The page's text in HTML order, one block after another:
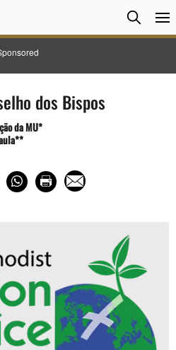
Search
dos Bispos
da MU*